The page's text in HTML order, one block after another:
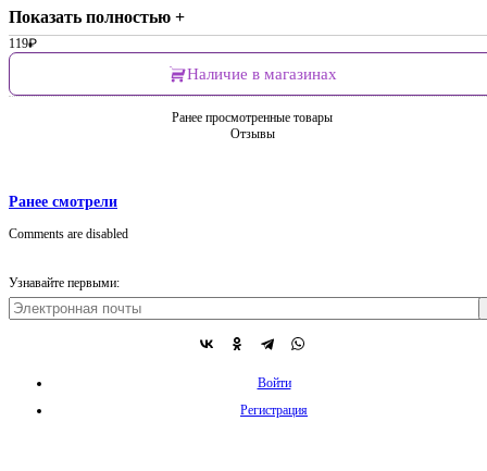
Показать полностью +
119₽
Наличие в магазинах
Ранее просмотренные товары
Отзывы
Ранее смотрели
Comments are disabled
Узнавайте первыми:
Войти
Регистрация